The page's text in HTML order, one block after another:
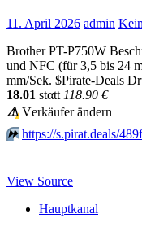
11. April 2026 admin
Brother PT-P750W
und NFC (für 3,5 bis 24
mm/Sek. $Pirate-Deals
18.01 stαtt 118.90 €
⚠️ Vеrkäufеr ändеrn
⏩️ https://s.pirat.deals/
View Source
Hauptkanal